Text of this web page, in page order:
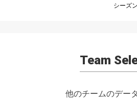
シーズン
Team
他のチームのデー